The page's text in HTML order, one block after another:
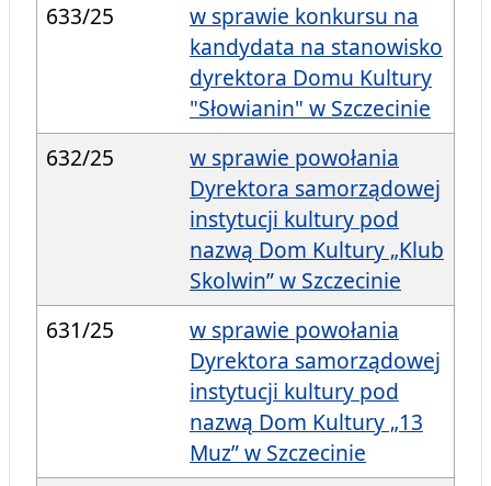
633/25
w sprawie konkursu na
kandydata na stanowisko
dyrektora Domu Kultury
"Słowianin" w Szczecinie
632/25
w sprawie powołania
Dyrektora samorządowej
instytucji kultury pod
nazwą Dom Kultury „Klub
Skolwin” w Szczecinie
631/25
w sprawie powołania
Dyrektora samorządowej
instytucji kultury pod
nazwą Dom Kultury „13
Muz” w Szczecinie